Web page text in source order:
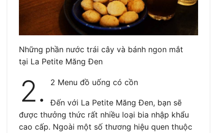
Những phần nước trái cây và bánh ngon mắt
tại La Petite Măng Đen
2. 2 Menu đồ uống có cồn
Đến với La Petite Măng Đen, bạn sẽ
được thưởng thức rất nhiều loại bia nhập khẩu
cao cấp. Ngoài một số thương hiệu quen thuộc